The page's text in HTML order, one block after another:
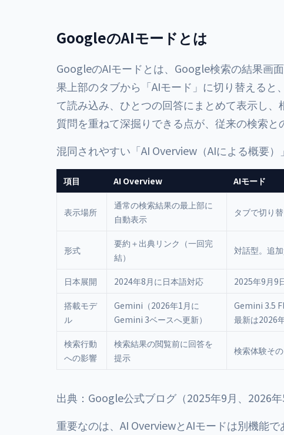
GoogleのAIモードとは
GoogleのAIモードとは、Google検索の結果画
果上部のタブから「AIモード」に切り替える
て読み込み、ひとつの回答にまとめて表示し
質問を重ねて深掘りできる点が、従来の検索と
混同されやすい「AI Overview（AIによる概要）
項目 AI Overview AIモード
表示場所
通常の検索結果の最上部に
自動表示
タブで切り
形式
要約＋出典リンク（一回完
結）
対話型。追
日本展開 2024年8月に日本語対応 2025年9月9
搭載モデ
ル
Gemini（2026年1月に
Gemini 3ベースへ更新）
Gemini 3.5
最新は2026
検索行動
への影響
検索結果の閲覧前に回答を
提示
検索体験そ
出典：Google公式ブログ（2025年9月、2026
重要なのは、AI OverviewとAIモードは別機能で